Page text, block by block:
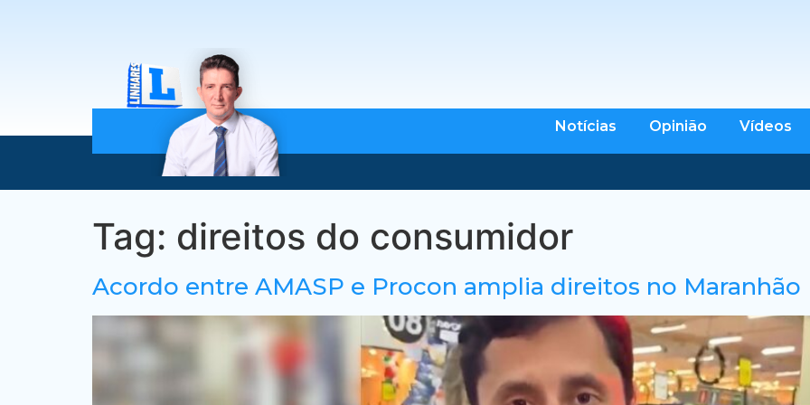
Notícias Opinião Vídeos
Tag: direitos do consumidor
Acordo entre AMASP e Procon amplia direitos no Maranhão